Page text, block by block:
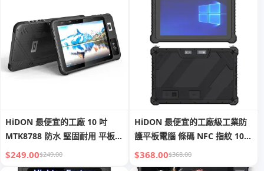
HiDON 最便宜的工廠 10 吋
MTK8788 防水 堅固耐用 平板電
腦 Android 11 指紋識別 具備
NFC 8000mAh 條碼掃描器
$249.00$249.00
HiDON 最便宜的工廠級工業防
護平板電腦 條碼 NFC 指紋 10
吋 Windows 10 Pro Windows
11 Pro Intel i5 i7 RJ45 工業級
$368.00$368.00